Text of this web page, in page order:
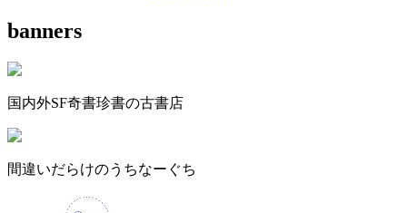
banners
国内外SF奇書珍書の古書店
間違いだらけのうちなーぐち